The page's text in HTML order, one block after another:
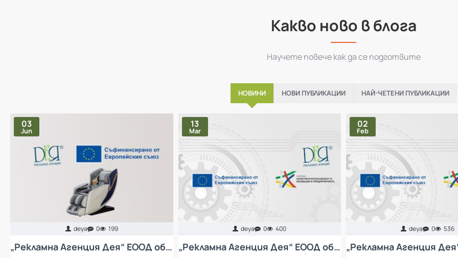
Какво ново в блога
Научете повече как да се подготвите
НОВИНИ НОВИ ПУБЛИКАЦИИ НАЙ-ЧЕТЕНИ ПУБЛИКАЦИИ
03
Jun
deya 0 199
„Рекламна Агенция Дея“ ЕООД обявява процедура за избор на изпълнител с предмет „Доставка и монтаж на оборудване и обзавеждане за кът за отдих за работещите в „Рекламна Агенция Дея“ ЕООД
13
Mar
deya 0 400
„Рекламна Агенция Дея“ ЕООД обявява процедура за избор на изпълнител с предмет: „Доставка, инсталация и въвеждане в експлоатация на специализирано оборудване за довършителни операции на рекламни материали“
02
Feb
deya 0 536